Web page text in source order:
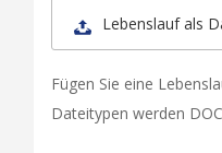
Lebenslauf als
Fügen Sie eine
Dateitypen werden